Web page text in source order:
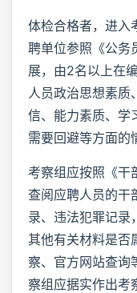
体检合格者，进入
聘单位参照《公务
展，由2名以上在
人员政治思想素质
信、能力素质、学
需要回避等方面的
考察组应按照《干
查阅应聘人员的干
录、违法犯罪记录
其他有关材料是否
察、官方网站查询
察组应据实作出考